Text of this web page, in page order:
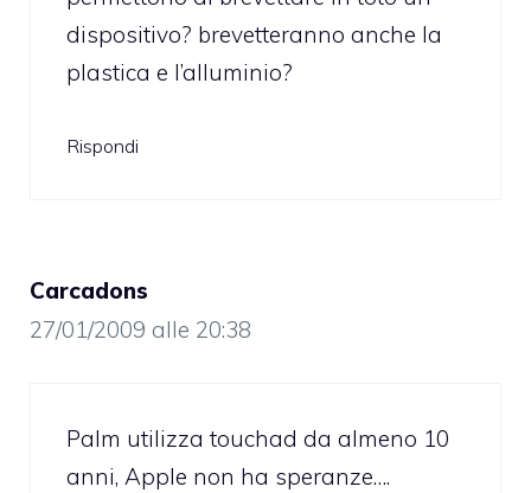
dispositivo? brevetteranno anche la
plastica e l’alluminio?
Rispondi
Carcadons
27/01/2009 alle 20:38
Palm utilizza touchad da almeno 10
anni, Apple non ha speranze….